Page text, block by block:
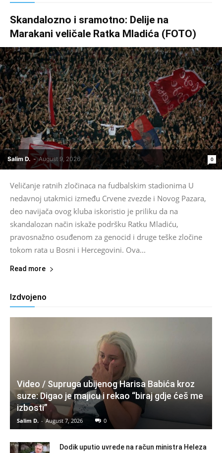
Skandalozno i sramotno: Delije na
Marakani veličale Ratka Mladića (FOTO)
Salim D. - August 9, 2026 0
Veličanje ratnih zločinaca na fudbalskim stadionima U
nedavnoj utakmici između Crvene zvezde i Novog Pazara,
deo navijača ovog kluba iskoristio je priliku da na
skandalozan način iskaže podršku Ratku Mladiću,
pravosnažno osuđenom za genocid i druge teške zločine
tokom rata u Bosni i Hercegovini. Ova...
Read more
Izdvojeno
Video / Supruga ubijenog Harisa Babića kroz
suze: Digao je majicu i rekao “biraj gdje ćeš me
izbosti”
Salim D. - August 7, 2026 0
Dodik uputio uvrede na račun ministra Heleza